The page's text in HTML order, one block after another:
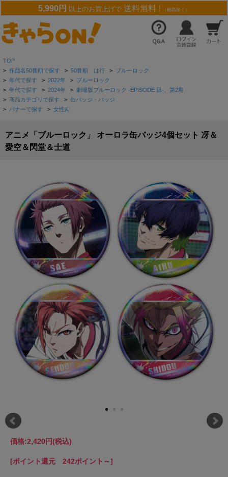
5,990円 以上のお買上げで 送料無料 ! （離島除く）
TOP
> 作品名50音順で探す > 50音順 は行 > ブルーロック
> 年代で探す > 2022年 > ブルーロック
> 年代で探す > 2024年 > 劇場版ブルーロック -EPISODE 凪-、第2期
> 商品カテゴリで探す > 缶バッジ・バッジ
> バナーで探す > 女性向
アニメ「ブルーロック」 オーロラ缶バッジ4個セット 冴＆
愛空＆閃堂＆士道
価格:2,420円(税込)
[ポイント還元 242ポイント～]